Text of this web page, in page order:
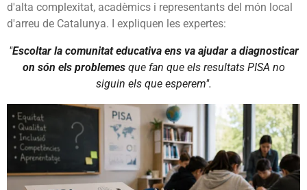
d'alta complexitat, acadèmics i representants del món local
d'arreu de Catalunya. I expliquen les expertes:
"Escoltar la comunitat educativa ens va ajudar a diagnosticar
on són els problemesque fan que els resultats PISA no
siguin els que esperem".